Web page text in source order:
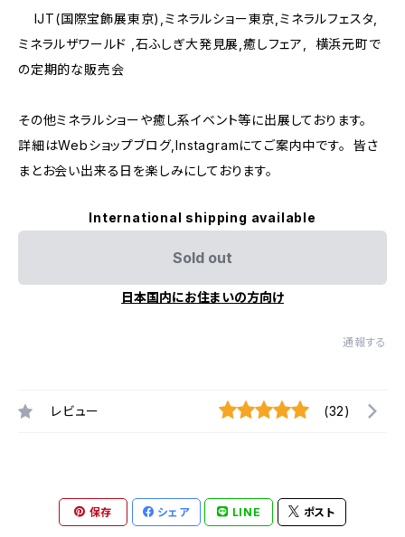
IJT(国際宝飾展東京),ミネラルショー東京,ミネラルフェスタ,
ミネラルザワールド ,石ふしぎ大発見展,癒しフェア, 横浜元町で
の定期的な販売会
その他ミネラルショーや癒し系イベント等に出展しております。
詳細はWebショップブログ,Instagramにてご案内中です。 皆さ
まとお会い出来る日を楽しみにしております。
International shipping available
Sold out
日本国内にお住まいの方向け
通報する
レビュー (32)
保存 シェア LINE ポスト